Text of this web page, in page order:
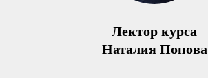
Лектор курса
Наталия Попова